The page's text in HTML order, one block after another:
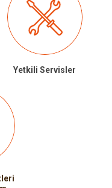
Yetkili Servisler